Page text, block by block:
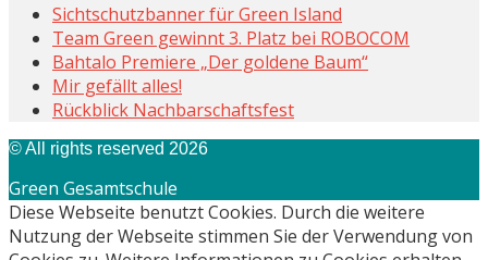
Sichtschutzbanner für Green Island
Team Green gewinnt 3. Platz bei ROBOCOM
Bahtalo Premiere „Der goldene Baum“
Mir gefällt alles!
Rückblick Nachbarschaftsfest
© All rights reserved 2026
Green Gesamtschule
Diese Webseite benutzt Cookies. Durch die weitere
Nutzung der Webseite stimmen Sie der Verwendung von